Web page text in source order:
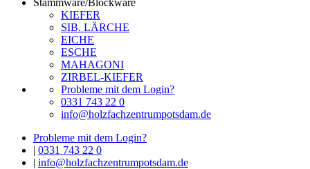
Stammware/Blockware
KIEFER
SIB. LÄRCHE
EICHE
ESCHE
MAHAGONI
ZIRBEL-KIEFER
Probleme mit dem Login?
0331 743 22 0
info@holzfachzentrumpotsdam.de
Probleme mit dem Login?
| 0331 743 22 0
| info@holzfachzentrumpotsdam.de